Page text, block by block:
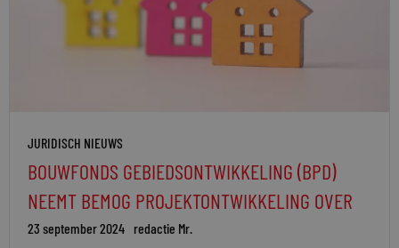
JURIDISCH NIEUWS
BOUWFONDS GEBIEDSONTWIKKELING (BPD)
NEEMT BEMOG PROJEKTONTWIKKELING OVER
23 september 2024 redactie Mr.